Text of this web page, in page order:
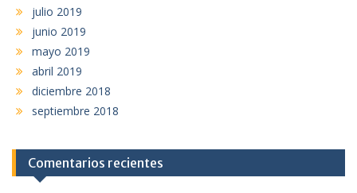
julio 2019
junio 2019
mayo 2019
abril 2019
diciembre 2018
septiembre 2018
Comentarios recientes